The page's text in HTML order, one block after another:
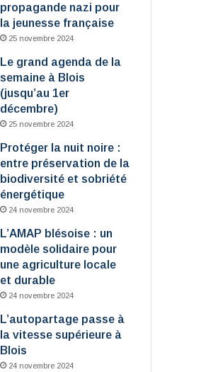
propagande nazi pour
la jeunesse française
25 novembre 2024
Le grand agenda de la
semaine à Blois
(jusqu’au 1er
décembre)
25 novembre 2024
Protéger la nuit noire :
entre préservation de la
biodiversité et sobriété
énergétique
24 novembre 2024
L’AMAP blésoise : un
modèle solidaire pour
une agriculture locale
et durable
24 novembre 2024
L’autopartage passe à
la vitesse supérieure à
Blois
24 novembre 2024